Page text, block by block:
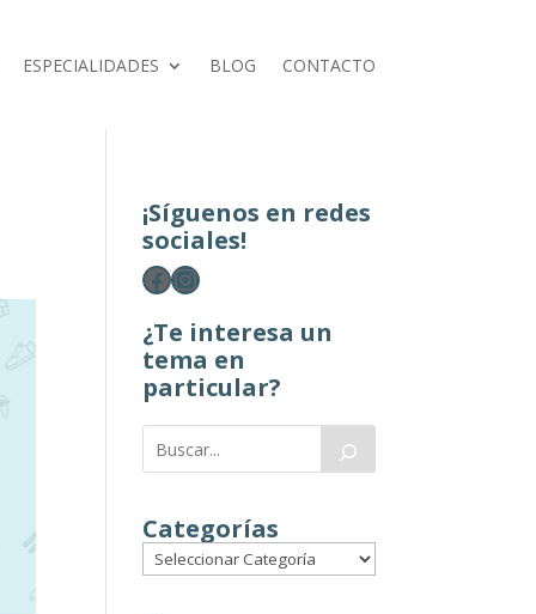
ESPECIALIDADES BLOG CONTACTO
¡Síguenos en redes
sociales!
Facebook
Instagram
¿Te interesa un
tema en
particular?
Categorías